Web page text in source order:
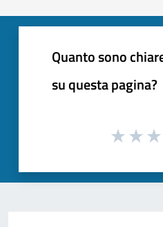
Quanto sono
su questa pagina?